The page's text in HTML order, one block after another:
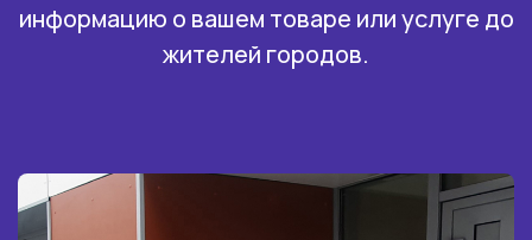
информацию о вашем товаре или услуге до
жителей городов.